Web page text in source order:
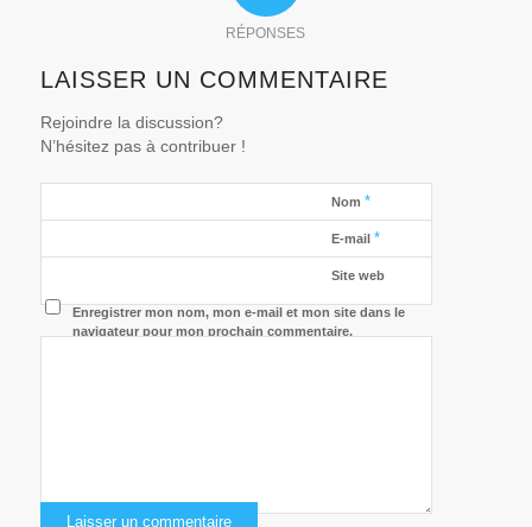
RÉPONSES
LAISSER UN COMMENTAIRE
Rejoindre la discussion?
N’hésitez pas à contribuer !
Nom *
E-mail *
Site web
Enregistrer mon nom, mon e-mail et mon site dans le
navigateur pour mon prochain commentaire.